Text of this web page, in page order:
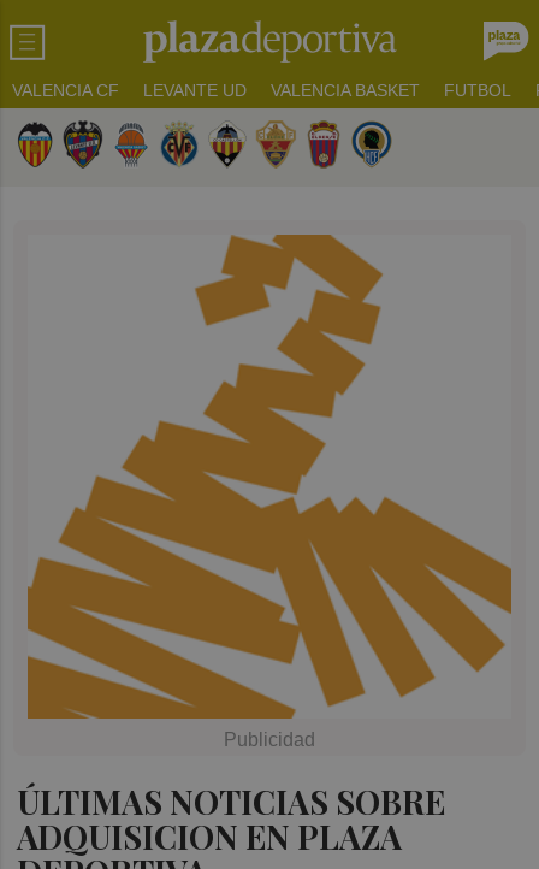
VALENCIA CF LEVANTE UD VALENCIA BASKET FUTBOL
ÚLTIMAS NOTICIAS SOBRE
ADQUISICION EN PLAZA